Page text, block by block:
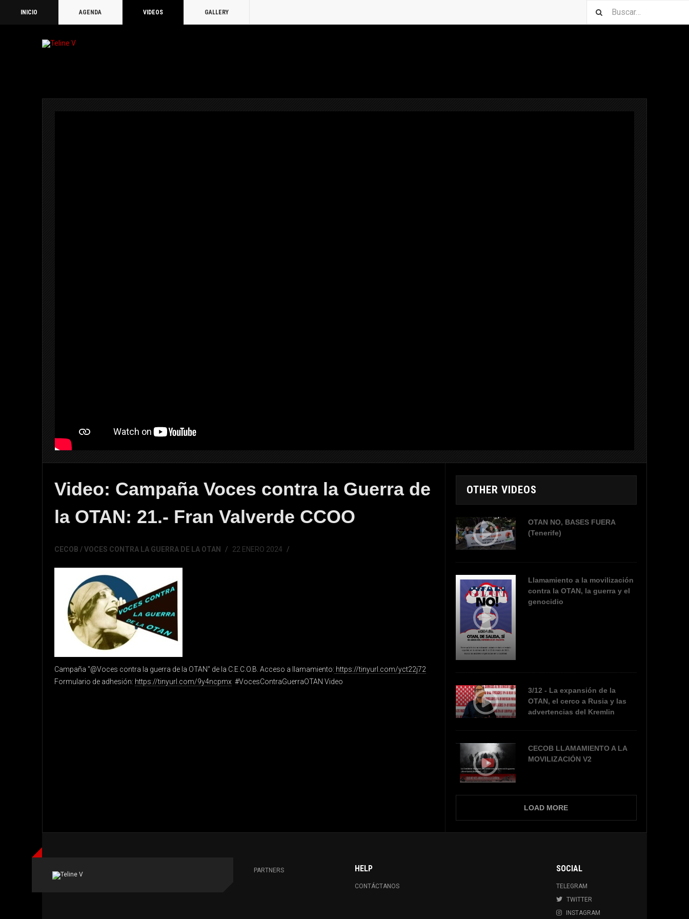
INICIO AGENDA VIDEOS GALLERY
Video: Campaña Voces contra la Guerra de
la OTAN: 21.- Fran Valverde CCOO
CECOB / VOCES CONTRA LA GUERRA DE LA OTAN 22 ENERO 2024
Campaña "@Voces contra la guerra de la OTAN" de la C.E.C.O.B. Acceso a llamamiento: https://tinyurl.com/yct22j72
Formulario de adhesión: https://tinyurl.com/9y4ncpmx #VocesContraGuerraOTAN Video
OTHER VIDEOS
OTAN NO, BASES FUERA
(Tenerife)
Llamamiento a la movilización
contra la OTAN, la guerra y el
genocidio
3/12 - La expansión de la
OTAN, el cerco a Rusia y las
advertencias del Kremlin
CECOB LLAMAMIENTO A LA
MOVILIZACIÓN V2
LOAD MORE
PARTNERS HELP
CONTÁCTANOS
SOCIAL
TELEGRAM
TWITTER
INSTAGRAM